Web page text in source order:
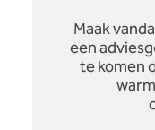
Maak
een
te komen